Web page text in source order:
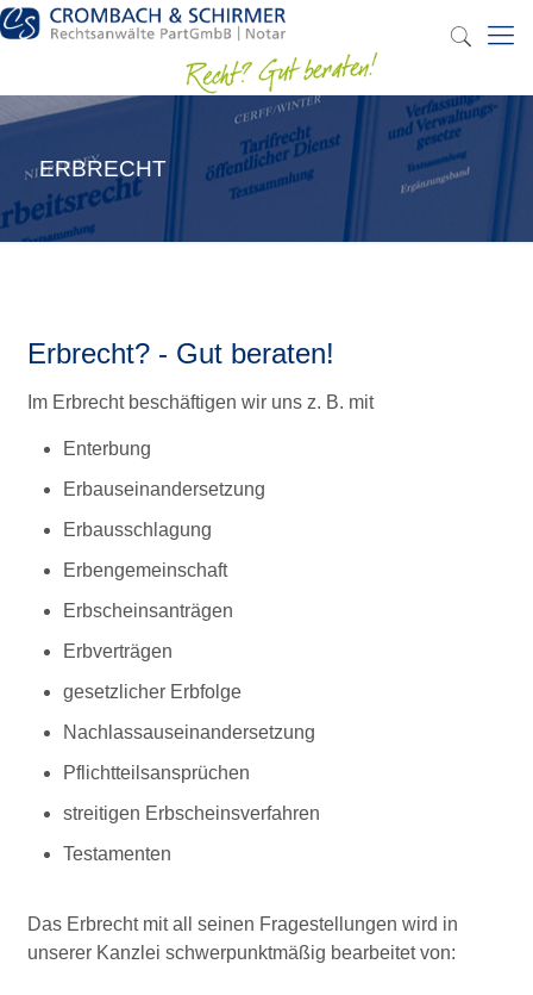
ERBRECHT
Erbrecht? - Gut beraten!
Im Erbrecht beschäftigen wir uns z. B. mit
Enterbung
Erbauseinandersetzung
Erbausschlagung
Erbengemeinschaft
Erbscheinsanträgen
Erbverträgen
gesetzlicher Erbfolge
Nachlassauseinandersetzung
Pflichtteilsansprüchen
streitigen Erbscheinsverfahren
Testamenten
Das Erbrecht mit all seinen Fragestellungen wird in
unserer Kanzlei schwerpunktmäßig bearbeitet von: